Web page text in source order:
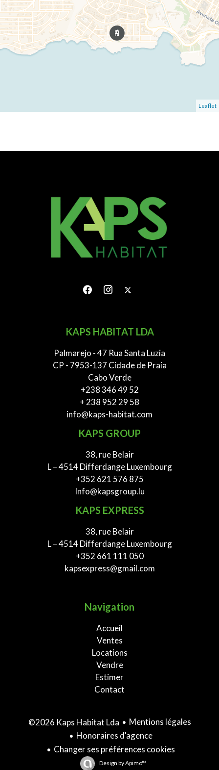
Leaflet
KAPS HABITAT LDA
Palmarejo - 47 Rua Santa Luzia
CP - 7953-137 Cidade de Praia
Cabo Verde
+238 346 49 52
+ 238 952 29 58
info@kaps-habitat.com
KAPS GROUP
38, rue Belair
L – 4514 Differdange Luxembourg
+352 621 576 875
Info@kapsgroup.lu
KAPS EXPRESS
38, rue Belair
L – 4514 Differdange Luxembourg
+352 661 111 050
kapsexpress@gmail.com
Navigation
Accueil
Ventes
Locations
Vendre
Estimer
Contact
©2026 Kaps Habitat Lda
Mentions légales
Honoraires d'agence
Changer ses préférences cookies
Design byApimo™